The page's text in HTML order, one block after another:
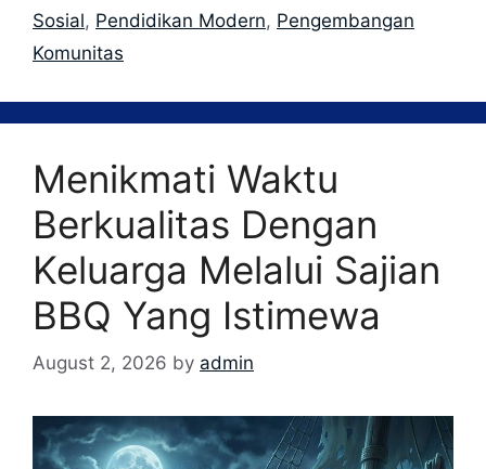
Sosial, Pendidikan Modern, Pengembangan
Komunitas
Menikmati Waktu
Berkualitas Dengan
Keluarga Melalui Sajian
BBQ Yang Istimewa
August 2, 2026 by admin